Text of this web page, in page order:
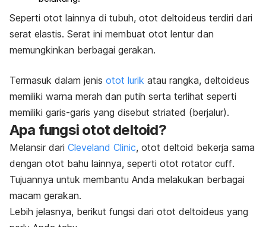
Seperti otot lainnya di tubuh, otot deltoideus terdiri dari
serat elastis. Serat ini membuat otot lentur dan
memungkinkan berbagai gerakan.
Termasuk dalam jenis otot lurik atau rangka, deltoideus
memiliki warna merah dan putih serta terlihat seperti
memiliki garis-garis yang disebut striated (berjalur).
Apa fungsi otot deltoid?
Melansir dari Cleveland Clinic, otot deltoid bekerja sama
dengan otot bahu lainnya, seperti otot rotator cuff.
Tujuannya untuk membantu Anda melakukan berbagai
macam gerakan.
Lebih jelasnya, berikut fungsi dari otot deltoideus yang